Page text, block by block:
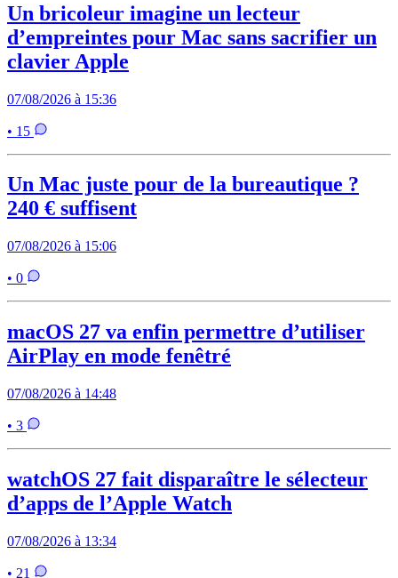
Un bricoleur imagine un lecteur
d’empreintes pour Mac sans sacrifier un
clavier Apple
07/08/2026 à 15:36
• 15
Un Mac juste pour de la bureautique ?
240 € suffisent
07/08/2026 à 15:06
• 0
macOS 27 va enfin permettre d’utiliser
AirPlay en mode fenêtré
07/08/2026 à 14:48
• 3
watchOS 27 fait disparaître le sélecteur
d’apps de l’Apple Watch
07/08/2026 à 13:34
• 21